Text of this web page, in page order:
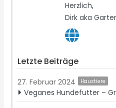
Herzlich,
Dirk aka
Letzte Beiträge
27. Februar 2024 Haustiere
Veganes Hundefutter –